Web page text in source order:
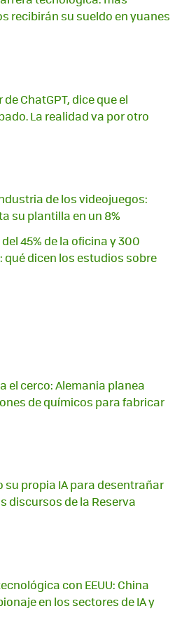
recibirán su sueldo en yuanes
ChatGPT, dice que el
La realidad va por otro
de los videojuegos:
su plantilla en un 8%
45% de la oficina y 300
qué dicen los estudios sobre
el cerco: Alemania planea
de químicos para fabricar
su propia IA para desentrañar
discursos de la Reserva
con EEUU: China
en los sectores de IA y